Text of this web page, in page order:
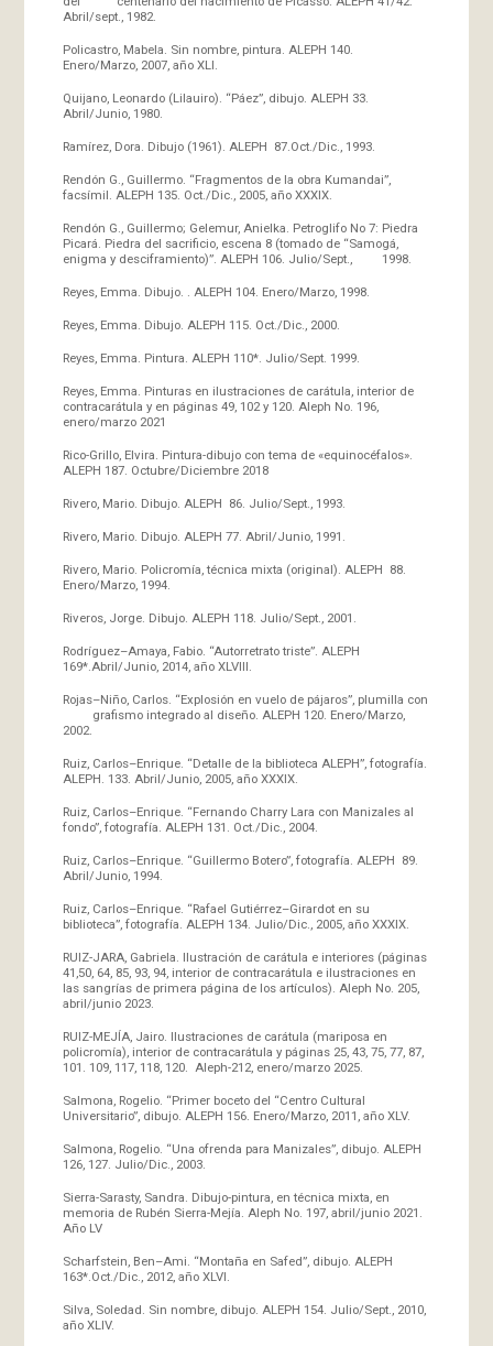
Abril/sept., 1982.
Policastro, Mabela. Sin nombre, pintura. ALEPH 140.
Enero/Marzo, 2007, año XLI.
Quijano, Leonardo (Lilauiro). “Páez”, dibujo. ALEPH 33.
Abril/Junio, 1980.
Ramírez, Dora. Dibujo (1961). ALEPH 87.Oct./Dic., 1993.
Rendón G., Guillermo. “Fragmentos de la obra Kumandai”,
facsímil. ALEPH 135. Oct./Dic., 2005, año XXXIX.
Rendón G., Guillermo; Gelemur, Anielka. Petroglifo No 7: Piedra
Picará. Piedra del sacrificio, escena 8 (tomado de “Samogá,
enigma y desciframiento)”. ALEPH 106. Julio/Sept., 1998.
Reyes, Emma. Dibujo. . ALEPH 104. Enero/Marzo, 1998.
Reyes, Emma. Dibujo. ALEPH 115. Oct./Dic., 2000.
Reyes, Emma. Pintura. ALEPH 110*. Julio/Sept. 1999.
Reyes, Emma. Pinturas en ilustraciones de carátula, interior de
contracarátula y en páginas 49, 102 y 120. Aleph No. 196,
enero/marzo 2021
Rico-Grillo, Elvira. Pintura-dibujo con tema de «equinocéfalos».
ALEPH 187. Octubre/Diciembre 2018
Rivero, Mario. Dibujo. ALEPH 86. Julio/Sept., 1993.
Rivero, Mario. Dibujo. ALEPH 77. Abril/Junio, 1991.
Rivero, Mario. Policromía, técnica mixta (original). ALEPH 88.
Enero/Marzo, 1994.
Riveros, Jorge. Dibujo. ALEPH 118. Julio/Sept., 2001.
Rodríguez–Amaya, Fabio. “Autorretrato triste”. ALEPH
169*.Abril/Junio, 2014, año XLVIII.
Rojas–Niño, Carlos. “Explosión en vuelo de pájaros”, plumilla con
grafismo integrado al diseño. ALEPH 120. Enero/Marzo,
2002.
Ruiz, Carlos–Enrique. “Detalle de la biblioteca ALEPH”, fotografía.
ALEPH. 133. Abril/Junio, 2005, año XXXIX.
Ruiz, Carlos–Enrique. “Fernando Charry Lara con Manizales al
fondo”, fotografía. ALEPH 131. Oct./Dic., 2004.
Ruiz, Carlos–Enrique. “Guillermo Botero”, fotografía. ALEPH 89.
Abril/Junio, 1994.
Ruiz, Carlos–Enrique. “Rafael Gutiérrez–Girardot en su
biblioteca”, fotografía. ALEPH 134. Julio/Dic., 2005, año XXXIX.
RUIZ-JARA, Gabriela. Ilustración de carátula e interiores (páginas
41,50, 64, 85, 93, 94, interior de contracarátula e ilustraciones en
las sangrías de primera página de los artículos). Aleph No. 205,
abril/junio 2023.
RUIZ-MEJÍA, Jairo. Ilustraciones de carátula (mariposa en
policromía), interior de contracarátula y páginas 25, 43, 75, 77, 87,
101. 109, 117, 118, 120. Aleph-212, enero/marzo 2025.
Salmona, Rogelio. “Primer boceto del “Centro Cultural
Universitario”, dibujo. ALEPH 156. Enero/Marzo, 2011, año XLV.
Salmona, Rogelio. “Una ofrenda para Manizales”, dibujo. ALEPH
126, 127. Julio/Dic., 2003.
Sierra-Sarasty, Sandra. Dibujo-pintura, en técnica mixta, en
memoria de Rubén Sierra-Mejía. Aleph No. 197, abril/junio 2021.
Año LV
Scharfstein, Ben–Ami. “Montaña en Safed”, dibujo. ALEPH
163*.Oct./Dic., 2012, año XLVI.
Silva, Soledad. Sin nombre, dibujo. ALEPH 154. Julio/Sept., 2010,
año XLIV.